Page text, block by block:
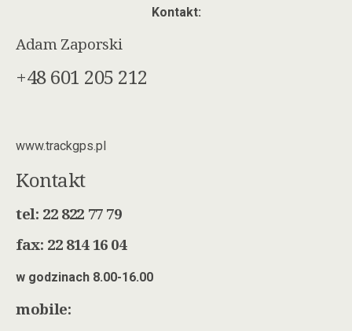
Kontakt:
Adam Zaporski
+48 601 205 212
www.trackgps.pl
Kontakt
tel: 22 822 77 79
fax: 22 814 16 04
w godzinach 8.00-16.00
mobile: